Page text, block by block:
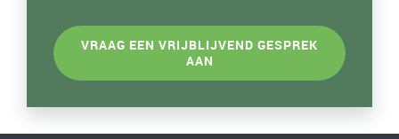
VRAAG EEN VRIJBLIJVEND GESPREK
AAN